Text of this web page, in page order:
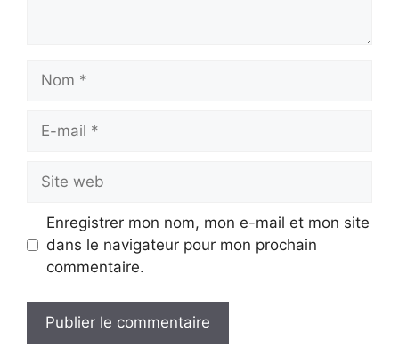
Nom
Site
web
Enregistrer mon nom, mon e-mail et mon site
dans le navigateur pour mon prochain
commentaire.